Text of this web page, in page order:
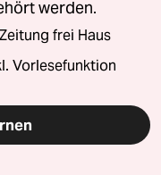
werden.
frei Haus
Vorlesefunktion